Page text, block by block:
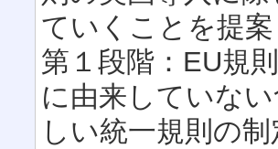
ていくことを提
第１段階：EU規
に由来していな
しい統一規則の